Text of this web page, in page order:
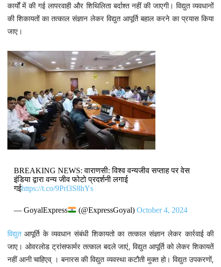
कार्यों में की गई लापरवाही और शिथिलिता बर्दाश्त नहीं की जाएगी। विद्युत व्यवधानों
की शिकायतों का तत्काल संज्ञान लेकर विद्युत आपूर्ति बहाल करने का प्रयास किया
जाए।
BREAKING NEWS: वाराणसी: विश्व वन्यजीव सप्ताह पर वेस
इंडिया द्वारा वन्य जीव फोटो प्रदर्शनी लगाई
गईhttps://t.co/9Prl3S8hYs
— GoyalExpress (@ExpressGoyal) October 4, 2024
विद्युतआपूर्ति के व्यवधान संबंधी शिकायतो का तत्काल संज्ञान लेकर कार्रवाई की
जाए। ओवरलोड ट्रांसफार्मर तत्काल बदले जाएं, विद्युत आपूर्ति को लेकर शिकायतें
नहीं आनी चाहिएव् । बनारस की विद्युत व्यवस्था कटौती मुक्त हो। विद्युत उपकरणों,